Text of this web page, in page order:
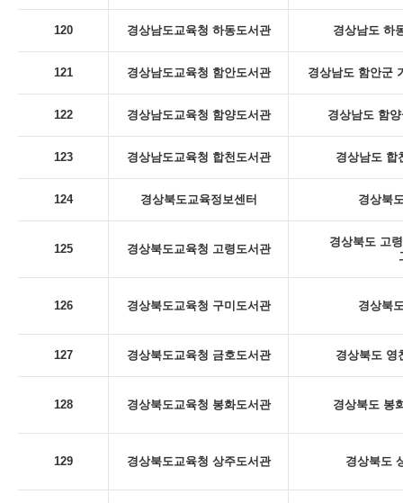
120 경상남도교육청 하동도서관 경상남도 하
121 경상남도교육청 함안도서관 경상남도 함안군
122 경상남도교육청 함양도서관 경상남도 함
123 경상남도교육청 합천도서관 경상남도 합
124 경상북도교육정보센터 경상북
125 경상북도교육청 고령도서관
경상북도 고
126 경상북도교육청 구미도서관 경상북
127 경상북도교육청 금호도서관 경상북도 영
128 경상북도교육청 봉화도서관 경상북도 봉
129 경상북도교육청 상주도서관 경상북도